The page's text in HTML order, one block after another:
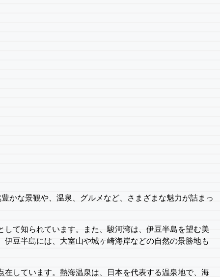
かな景観や、温泉、グルメなど、さまざまな魅力が詰まっ
て知られています。また、駿河湾は、伊豆半島を望む美
豆半島には、大室山や城ヶ崎海岸などの自然の景勝地も
しています。熱海温泉は、日本を代表する温泉地で、海